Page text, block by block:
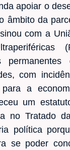
apoiar o
âmbito da
com a
com
a
um
no Tratado
política
se poder